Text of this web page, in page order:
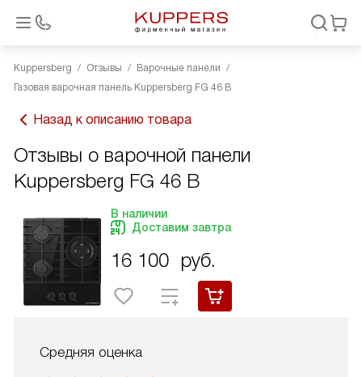
Kuppersberg Отзывы
Варочные панели
Газовая варочная панель Kuppersberg FG 46 B
Назад к описанию товара
Отзывы о варочной панели
Kuppersberg FG 46 B
В наличии
Доставим завтра
16 100 руб.
Средняя оценка